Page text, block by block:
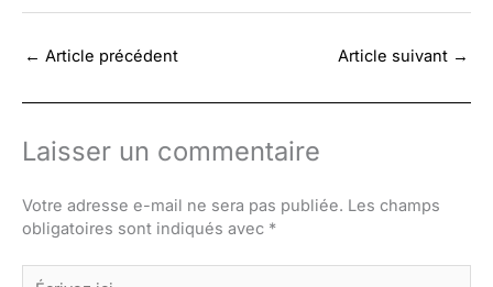
← Article précédent Article suivant →
Laisser un commentaire
Votre adresse e-mail ne sera pas publiée. Les champs
obligatoires sont indiqués avec *
Écrivez